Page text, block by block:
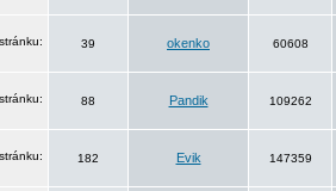
39 okenko 60608
88 Pandik 109262
182 Evik 147359